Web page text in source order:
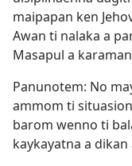
maipapan ken
Awan ti nalaka a
Masapul a
Panunotem: No
ammom ti
barom wenno ti
kaykayatna a